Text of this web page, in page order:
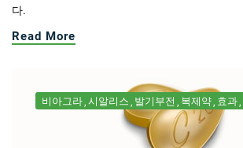
다.
Read More
비아그라 시알리스 발기부전 복제약 효과